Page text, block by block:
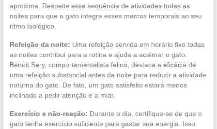
aproxima. Respeite essa sequência de atividades todas as
noites para que o gato integre esses marcos temporais ao seu
ritmo biológico.
Refeição da noite: Uma refeição servida em horário fixo todas
as noites contribui para a rotina e ajuda a acalmar o gato.
Benoit Sery, comportamentalista felino, destaca a eficácia de
uma refeição substancial antes da noite para reduzir a atividade
noturna do gato. De fato, um gato satisfeito estará menos
inclinado a pedir atenção e a miar.
Exercício e não-reação: Durante o dia, certifique-se de que o
gato tenha exercício suficiente para gastar sua energia. Isso